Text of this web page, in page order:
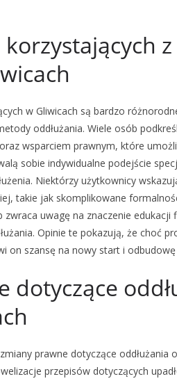
z
w Gliwicach są bardzo
oddłużania. Wiele osób
wsparciem prawnym, które
sobie indywidualne podejście
Niektórzy użytkownicy
takie jak skomplikowane
uwagę na znaczenie edukacji
Opinie te pokazują, że choć
on szansę na nowy start i
dotyczące
prawne dotyczące oddłużania
przepisów dotyczących